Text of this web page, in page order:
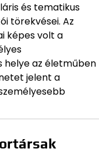
és tematikus
törekvései. Az
képes volt a
helye az életműben
jelent a